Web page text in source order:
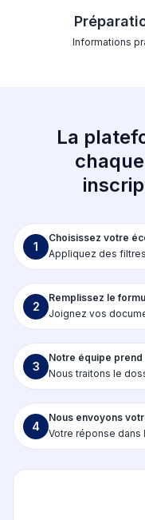
Informations
La
1
Choisissez votre
Appliquez des
2
Remplissez le
Joignez vos
3
Notre équipe prend
Nous traitons le
4
Nous envoyons
Votre réponse dans